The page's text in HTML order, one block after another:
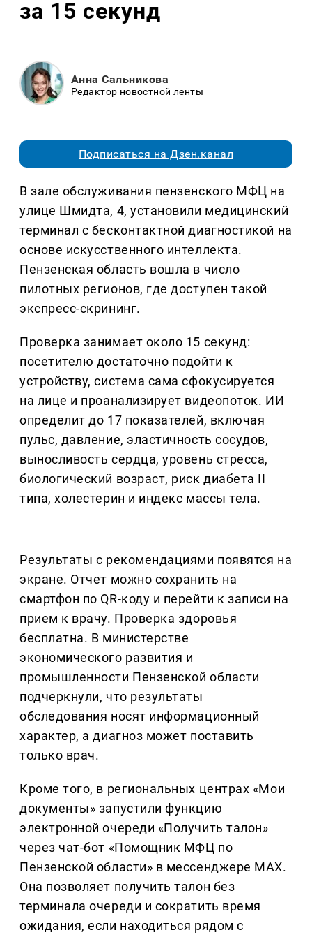
за 15 секунд
Анна Сальникова
Редактор новостной ленты
Подписаться на Дзен.канал
В зале обслуживания пензенского МФЦ на
улице Шмидта, 4, установили медицинский
терминал с бесконтактной диагностикой на
основе искусственного интеллекта.
Пензенская область вошла в число
пилотных регионов, где доступен такой
экспресс-скрининг.
Проверка занимает около 15 секунд:
посетителю достаточно подойти к
устройству, система сама сфокусируется
на лице и проанализирует видеопоток. ИИ
определит до 17 показателей, включая
пульс, давление, эластичность сосудов,
выносливость сердца, уровень стресса,
биологический возраст, риск диабета II
типа, холестерин и индекс массы тела.
Результаты с рекомендациями появятся на
экране. Отчет можно сохранить на
смартфон по QR-коду и перейти к записи на
прием к врачу. Проверка здоровья
бесплатна. В министерстве
экономического развития и
промышленности Пензенской области
подчеркнули, что результаты
обследования носят информационный
характер, а диагноз может поставить
только врач.
Кроме того, в региональных центрах «Мои
документы» запустили функцию
электронной очереди «Получить талон»
через чат-бот «Помощник МФЦ по
Пензенской области» в мессенджере MAX.
Она позволяет получить талон без
терминала очереди и сократить время
ожидания, если находиться рядом с